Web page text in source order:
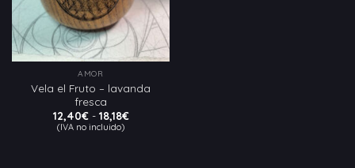
AMOR
Vela el Fruto – lavanda
fresca
12,40€ - 18,18€Rango
(IVA no incluido)